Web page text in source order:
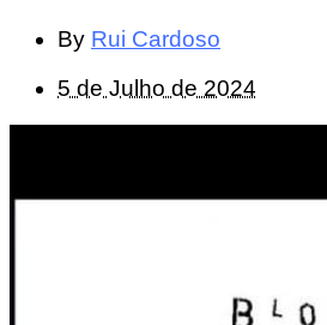
By Rui Cardoso
5 de Julho de 2024